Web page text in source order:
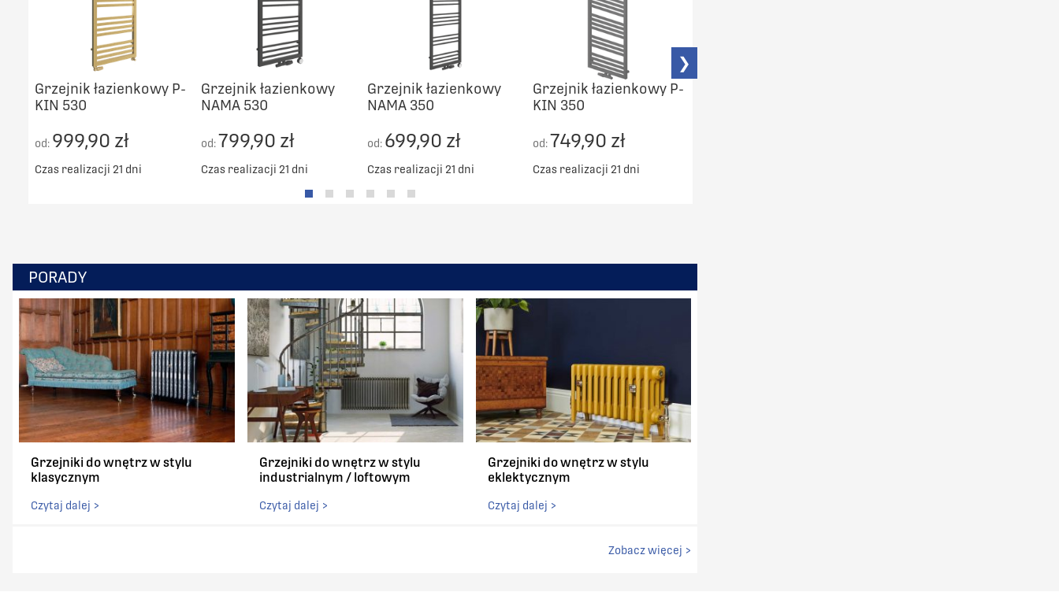
Grzejnik łazienkowy P-
KIN 530
od: 999,90 zł
Czas realizacji 21 dni
Grzejnik łazienkowy
NAMA 530
od:799,90 zł
Czas realizacji 21 dni
Grzejnik łazienkowy
NAMA 350
od: 699,90 zł
Czas realizacji 21 dni
Grzejnik łazienkowy P-
KIN 350
od: 749,90 zł
Czas realizacji 21 dni
❯
PORADY
Grzejniki do wnętrz w stylu
klasycznym
Czytaj dalej >
Grzejniki do wnętrz w stylu
industrialnym / loftowym
Czytaj dalej >
Grzejniki do wnętrz w stylu
eklektycznym
Czytaj dalej >
Zobacz więcej >